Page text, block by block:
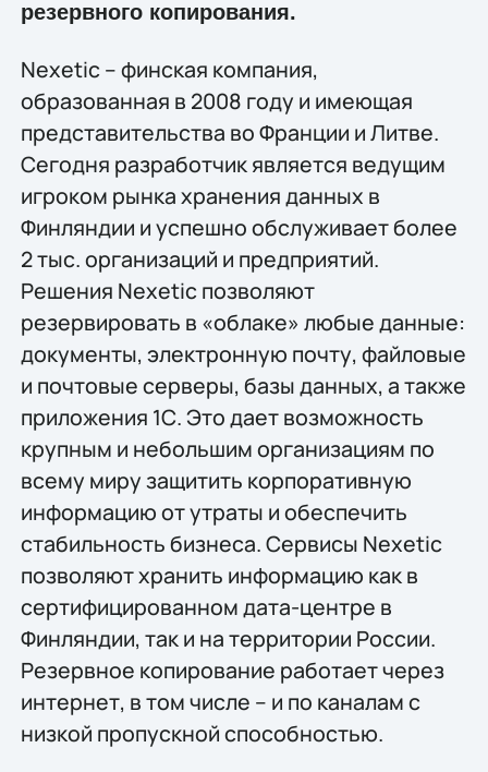
резервного копирования.
Nexetic – финская компания,
образованная в 2008 году и имеющая
представительства во Франции и Литве.
Сегодня разработчик является ведущим
игроком рынка хранения данных в
Финляндии и успешно обслуживает более
2 тыс. организаций и предприятий.
Решения Nexetic позволяют
резервировать в «облаке» любые данные:
документы, электронную почту, файловые
и почтовые серверы, базы данных, а также
приложения 1С. Это дает возможность
крупным и небольшим организациям по
всему миру защитить корпоративную
информацию от утраты и обеспечить
стабильность бизнеса. Сервисы Nexetic
позволяют хранить информацию как в
сертифицированном дата-центре в
Финляндии, так и на территории России.
Резервное копирование работает через
интернет, в том числе – и по каналам с
низкой пропускной способностью.